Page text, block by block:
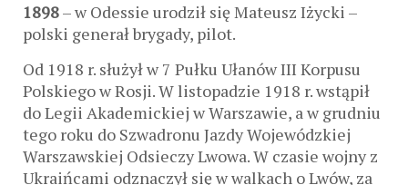
1898– w Odessie urodził się Mateusz Iżycki –
polski generał brygady, pilot.
Od 1918 r. służył w 7 Pułku Ułanów III Korpusu
Polskiego w Rosji. W listopadzie 1918 r. wstąpił
do Legii Akademickiej w Warszawie, a w grudniu
tego roku do Szwadronu Jazdy Wojewódzkiej
Warszawskiej Odsieczy Lwowa. W czasie wojny z
Ukraińcami odznaczył się w walkach o Lwów, za